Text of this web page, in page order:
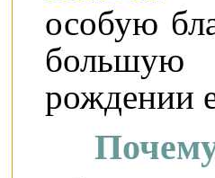
особую
рождении